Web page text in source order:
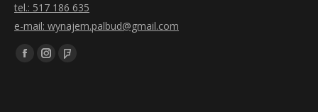
tel.: 517 186 635
e-mail: wynajem.palbud@gmail.com
Znajdź nas na:
Facebook
InstagramFoursquare